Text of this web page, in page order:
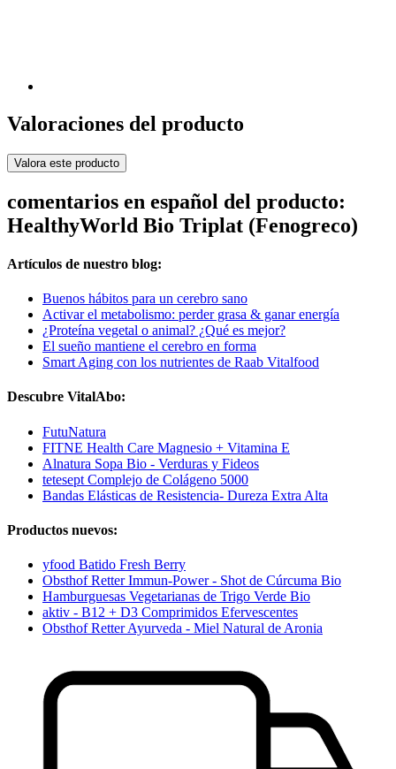
Valoraciones del producto
Valora este producto
comentarios en español del producto:
HealthyWorld Bio Triplat (Fenogreco)
Artículos de nuestro blog:
Buenos hábitos para un cerebro sano
Activar el metabolismo: perder grasa & ganar energía
¿Proteína vegetal o animal? ¿Qué es mejor?
El sueño mantiene el cerebro en forma
Smart Aging con los nutrientes de Raab Vitalfood
Descubre VitalAbo:
FutuNatura
FITNE Health Care Magnesio + Vitamina E
Alnatura Sopa Bio - Verduras y Fideos
tetesept Complejo de Colágeno 5000
Bandas Elásticas de Resistencia- Dureza Extra Alta
Productos nuevos:
yfood Batido Fresh Berry
Obsthof Retter Immun-Power - Shot de Cúrcuma Bio
Hamburguesas Vegetarianas de Trigo Verde Bio
aktiv - B12 + D3 Comprimidos Efervescentes
Obsthof Retter Ayurveda - Miel Natural de Aronia